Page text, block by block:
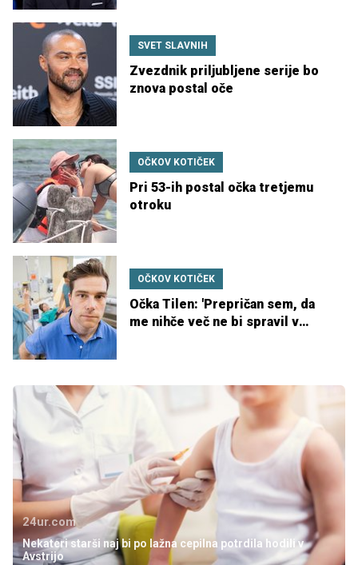
SVET SLAVNIH
Zvezdnik priljubljene serije bo
znova postal oče
OČKOV KOTIČEK
Pri 53-ih postal očka tretjemu
otroku
OČKOV KOTIČEK
Očka Tilen: 'Prepričan sem, da
me nihče več ne bi spravil v
24ur.com
Nekateri starši naj bi po lažna cepilna potrdila hodili v
Avstrijo